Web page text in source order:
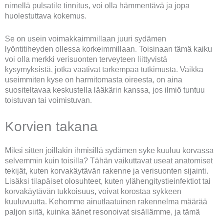
nimellä pulsatile tinnitus, voi olla hämmentävä ja jopa
huolestuttava kokemus.
Se on usein voimakkaimmillaan juuri sydämen
lyöntitiheyden ollessa korkeimmillaan. Toisinaan tämä kaiku
voi olla merkki verisuonten terveyteen liittyvistä
kysymyksistä, jotka vaativat tarkempaa tutkimusta. Vaikka
useimmiten kyse on harmitomasta oireesta, on aina
suositeltavaa keskustella lääkärin kanssa, jos ilmiö tuntuu
toistuvan tai voimistuvan.
Korvien takana
Miksi sitten joillakin ihmisillä sydämen syke kuuluu korvassa
selvemmin kuin toisilla? Tähän vaikuttavat useat anatomiset
tekijät, kuten korvakäytävän rakenne ja verisuonten sijainti.
Lisäksi tilapäiset olosuhteet, kuten ylähengitystieinfektiot tai
korvakäytävän tukkoisuus, voivat korostaa sykkeen
kuuluvuutta. Kehomme ainutlaatuinen rakennelma määrää
paljon siitä, kuinka äänet resonoivat sisällämme, ja tämä